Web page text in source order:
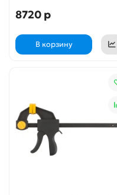
8720 р
В корзину